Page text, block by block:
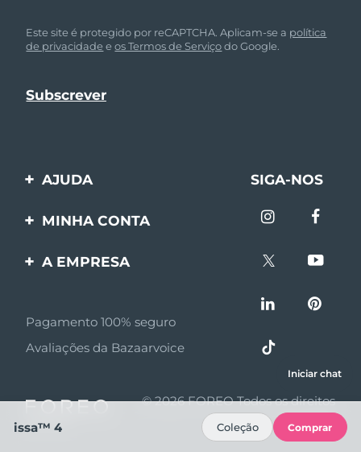
Este site é protegido por reCAPTCHA. Aplicam-se a política
de privacidade eos Termos de Serviçodo Google.
AJUDA
Entre em contato
SIGA-NOS
MINHA CONTA
Registro de produto
A EMPRESA
Afiliados
Notícias de afiliados
Pagamento 100% seguro
Avaliações da Bazaarvoice
© 2026 FOREO Todos os direitos
reservados
Iniciar chat
issa™ 4 Coleção Comprar